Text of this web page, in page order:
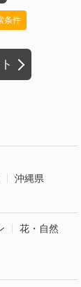
条件
沖縄県
花・自然